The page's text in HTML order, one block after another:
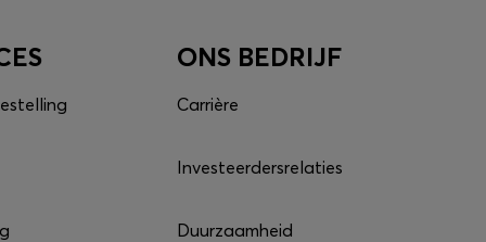
ONS BEDRIJF
Carrière
Investeerdersrelaties
Duurzaamheid